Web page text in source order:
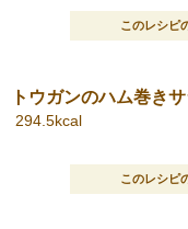
このレシピ
トウガンのハム巻き
294.5kcal
このレシピ